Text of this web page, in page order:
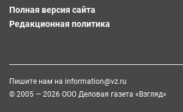
Полная версия сайта
Редакционная политика
Пишите нам на information@vz.ru
© 2005 — 2026 ООО Деловая газета «Взгляд»